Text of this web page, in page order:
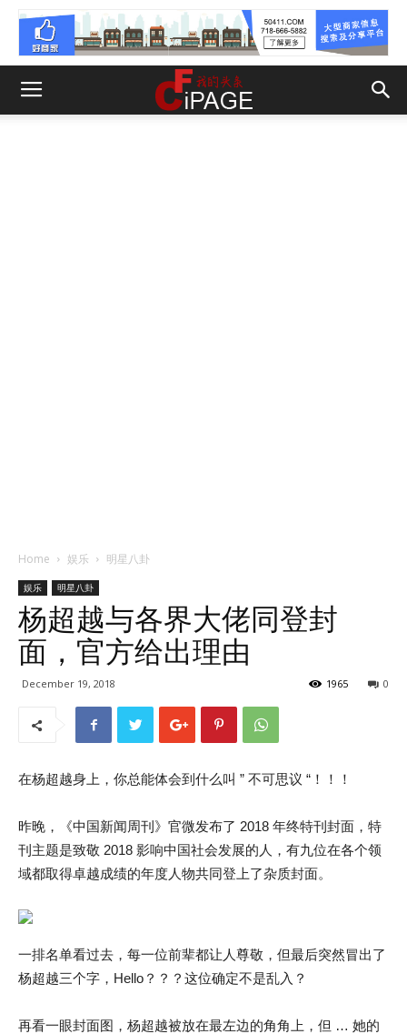
Home 娱乐 明星八卦
娱乐 明星八卦
杨超越与各界大佬同登封
面，官方给出理由
December 19, 2018 0
1965
在杨超越身上，你总能体会到什么叫 ” 不可思议 “！！！
昨晚，《中国新闻周刊》官微发布了 2018 年终特刊封面，特
刊主题是致敬 2018 影响中国社会发展的人，有九位在各个领
域都取得卓越成绩的年度人物共同登上了杂质封面。
一排名单看过去，每一位前辈都让人尊敬，但最后突然冒出了
杨超越三个字，Hello？？？这位确定不是乱入？
再看一眼封面图，杨超越被放在最左边的角角上，但 … 她的